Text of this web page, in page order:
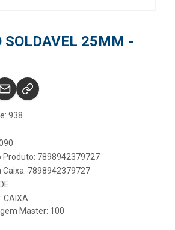
SOLDAVEL 25MM -
938
Produto: 7898942379727
Caixa: 7898942379727
CAIXA
Master: 100